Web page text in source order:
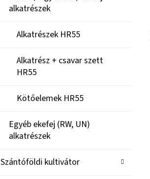
alkatrészek
Alkatrészek HR55
Alkatrész + csavar szett
HR55
Kötőelemek HR55
Egyéb ekefej (RW, UN)
alkatrészek
Szántóföldi kultivátor